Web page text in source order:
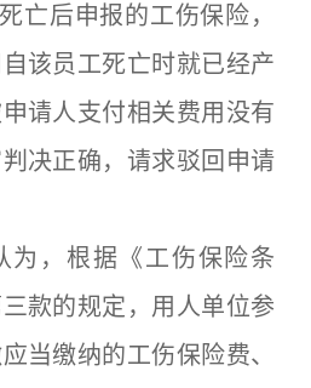
亡后申报的工伤保险，
该员工死亡时就已经产
请人支付相关费用没有
决正确，请求驳回申请
，根据《工伤保险条
款的规定，用人单位参
当缴纳的工伤保险费、